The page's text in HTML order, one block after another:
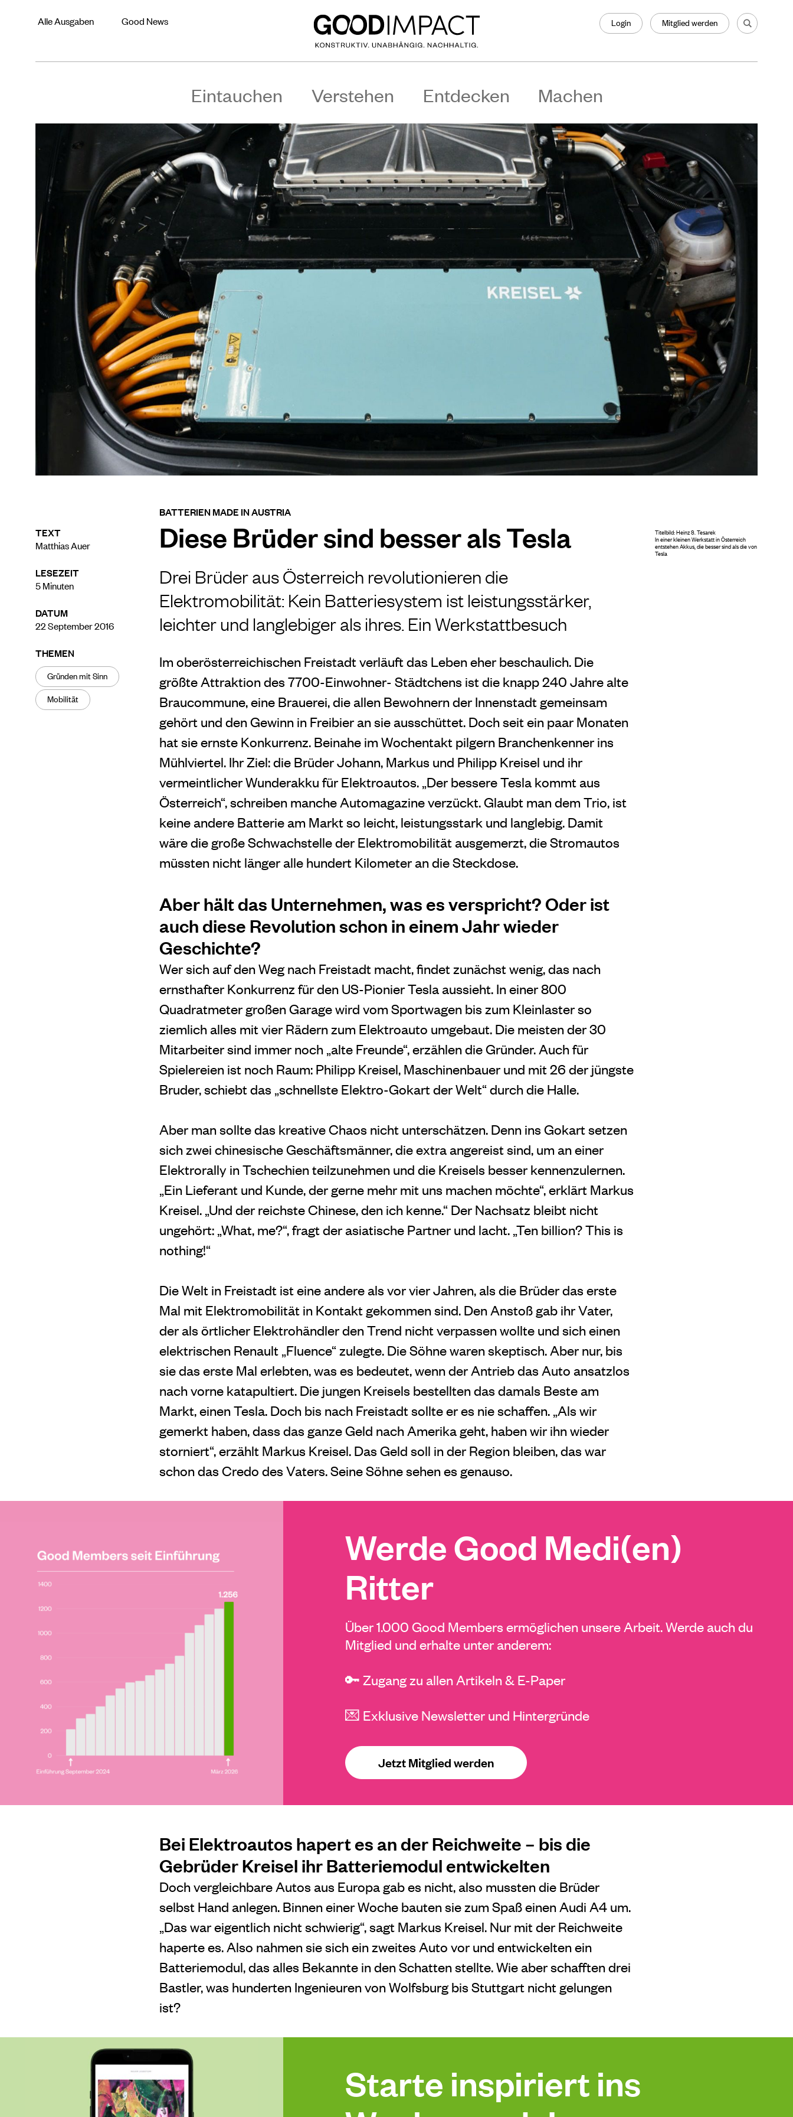
Alle Ausgaben Good News Login Mitglied werden
Eintauchen Verstehen Entdecken Machen
TEXT
Matthias Auer
LESEZEIT
5Minuten
DATUM
22 September 2016
THEMEN
Gründen mit Sinn
Mobilität
BATTERIEN MADE IN AUSTRIA
Diese Brüder sind besser als Tesla
Drei Brüder aus Österreich revolutionieren die
Elektromobilität: Kein Batteriesystem ist leistungsstärker,
leichter und langlebiger als ihres. Ein Werkstattbesuch
Im oberösterreichischen Freistadt verläuft das Leben eher beschaulich. Die
größte Attraktion des 7700-Einwohner- Städtchens ist die knapp 240 Jahre alte
Braucommune, eine Brauerei, die allen Bewohnern der Innenstadt gemeinsam
gehört und den Gewinn in Freibier an sie ausschüttet. Doch seit ein paar Monaten
hat sie ernste Konkurrenz. Beinahe im Wochentakt pilgern Branchenkenner ins
Mühlviertel. Ihr Ziel: die Brüder Johann, Markus und Philipp Kreisel und ihr
vermeintlicher Wunderakku für Elektroautos. „Der bessere Tesla kommt aus
Österreich“, schreiben manche Automagazine verzückt. Glaubt man dem Trio, ist
keine andere Batterie am Markt so leicht, leistungsstark und langlebig. Damit
wäre die große Schwachstelle der Elektromobilität ausgemerzt, die Stromautos
müssten nicht länger alle hundert Kilometer an die Steckdose.
Aber hält das Unternehmen, was es verspricht? Oder ist
auch diese Revolution schon in einem Jahr wieder
Geschichte?
Wer sich auf den Weg nach Freistadt macht, findet zunächst wenig, das nach
ernsthafter Konkurrenz für den US-Pionier Tesla aussieht. In einer 800
Quadratmeter großen Garage wird vom Sportwagen bis zum Kleinlaster so
ziemlich alles mit vier Rädern zum Elektroauto umgebaut. Die meisten der 30
Mitarbeiter sind immer noch „alte Freunde“, erzählen die Gründer. Auch für
Spielereien ist noch Raum: Philipp Kreisel, Maschinenbauer und mit 26 der jüngste
Bruder, schiebt das „schnellste Elektro-Gokart der Welt“ durch die Halle.
Aber man sollte das kreative Chaos nicht unterschätzen. Denn ins Gokart setzen
sich zwei chinesische Geschäftsmänner, die extra angereist sind, um an einer
Elektrorally in Tschechien teilzunehmen und die Kreisels besser kennenzulernen.
„Ein Lieferant und Kunde, der gerne mehr mit uns machen möchte“, erklärt Markus
Kreisel. „Und der reichste Chinese, den ich kenne.“ Der Nachsatz bleibt nicht
ungehört: „What, me?“, fragt der asiatische Partner und lacht. „Ten billion? This is
nothing!“
Die Welt in Freistadt ist eine andere als vor vier Jahren, als die Brüder das erste
Mal mit Elektromobilität in Kontakt gekommen sind. Den Anstoß gab ihr Vater,
der als örtlicher Elektrohändler den Trend nicht verpassen wollte und sich einen
elektrischen Renault „Fluence“ zulegte. Die Söhne waren skeptisch. Aber nur, bis
sie das erste Mal erlebten, was es bedeutet, wenn der Antrieb das Auto ansatzlos
nach vorne katapultiert. Die jungen Kreisels bestellten das damals Beste am
Markt, einen Tesla. Doch bis nach Freistadt sollte er es nie schaffen. „Als wir
gemerkt haben, dass das ganze Geld nach Amerika geht, haben wir ihn wieder
storniert“, erzählt Markus Kreisel. Das Geld soll in der Region bleiben, das war
schon das Credo des Vaters. Seine Söhne sehen es genauso.
Werde Good Medi(en)
Ritter
Über 1.000 Good Members ermöglichen unsere Arbeit. Werde auch du
Mitglied und erhalte unter anderem:
🔑 Zugang zu allen Artikeln & E-Paper
💌 Exklusive Newsletter und Hintergründe
Jetzt Mitglied werden
Bei Elektroautos hapert es an der Reichweite – bis die
Gebrüder Kreisel ihr Batteriemodul entwickelten
Doch vergleichbare Autos aus Europa gab es nicht, also mussten die Brüder
selbst Hand anlegen. Binnen einer Woche bauten sie zum Spaß einen Audi A4 um.
„Das war eigentlich nicht schwierig“, sagt Markus Kreisel. Nur mit der Reichweite
haperte es. Also nahmen sie sich ein zweites Auto vor und entwickelten ein
Batteriemodul, das alles Bekannte in den Schatten stellte. Wie aber schafften drei
Bastler, was hunderten Ingenieuren von Wolfsburg bis Stuttgart nicht gelungen
ist?
Starte inspiriert ins
Titelbild: Heinz S. Tesarek
In einer kleinen Werkstatt in Österreich
entstehen Akkus, die besser sind als die von
Tesla